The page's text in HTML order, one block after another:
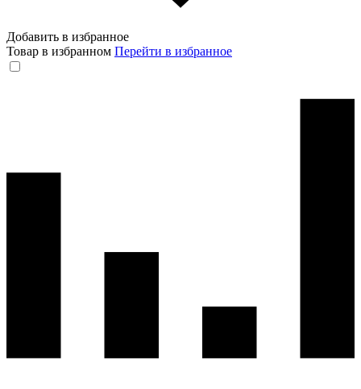
Добавить в избранное
Товар в избранном Перейти в избранное